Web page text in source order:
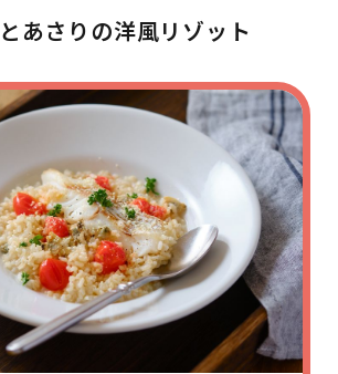
あさりの洋風リゾット